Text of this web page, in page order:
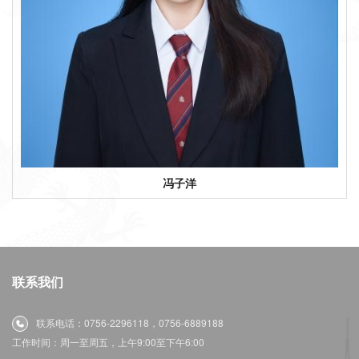
冯子洋
联系我们
联系电话：0756-2296118，0756-6889188
工作时间：周一至周五，上午9:00至下午6:00